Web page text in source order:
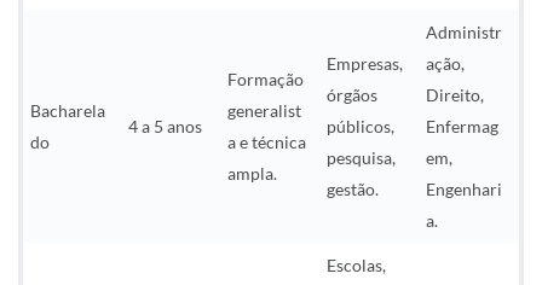
Bacharela
do
4 a 5 anos
Formação
generalist
a e técnica
ampla.
Empresas,
órgãos
públicos,
pesquisa,
gestão.
Administr
ação,
Direito,
Enfermag
em,
Engenhari
a.
Escolas,